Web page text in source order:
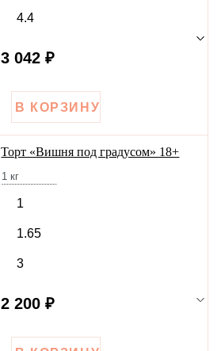
4.4
3 042 ₽
Торт «Вишня под градусом» 18+
1 кг
1
1.65
3
2 200 ₽